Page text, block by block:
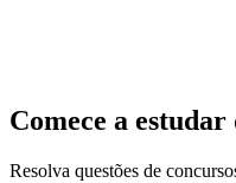
Comece a
Resolva questões de